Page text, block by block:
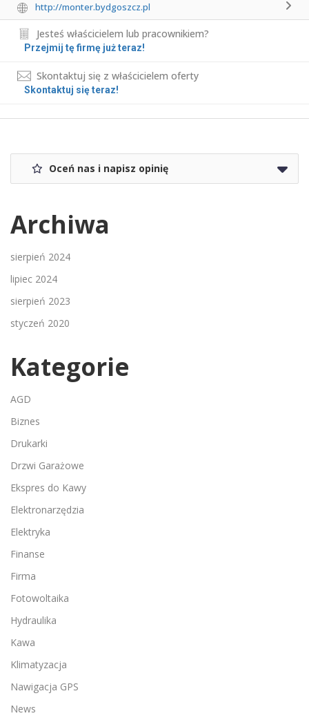
http://monter.bydgoszcz.pl
Jesteś właścicielem lub pracownikiem?
Przejmij tę firmę już teraz!
Skontaktuj się z właścicielem oferty
Skontaktuj się teraz!
Oceń nas i napisz opinię
Archiwa
sierpień 2024
lipiec 2024
sierpień 2023
styczeń 2020
Kategorie
AGD
Biznes
Drukarki
Drzwi Garażowe
Ekspres do Kawy
Elektronarzędzia
Elektryka
Finanse
Firma
Fotowoltaika
Hydraulika
Kawa
Klimatyzacja
Nawigacja GPS
News